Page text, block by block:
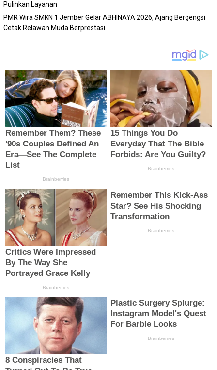
Pulihkan Layanan
PMR Wira SMKN 1 Jember Gelar ABHINAYA 2026, Ajang Bergengsi
Cetak Relawan Muda Berprestasi